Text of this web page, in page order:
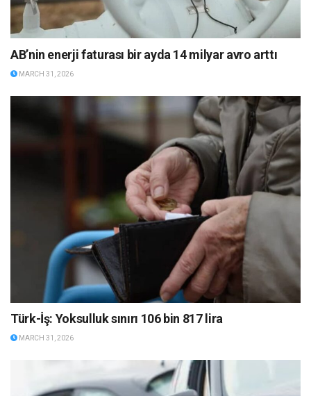
AB’nin enerji faturası bir ayda 14 milyar avro arttı
MARCH 31, 2026
Türk-İş: Yoksulluk sınırı 106 bin 817 lira
MARCH 31, 2026